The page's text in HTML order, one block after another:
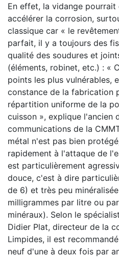
En effet, la vidange
accélérer la corrosion,
classique car « le
parfait, il y a toujours des
qualité des soudures et
(éléments, robinet, etc.) : «
points les plus vulnérables,
constance de la fabrication
répartition uniforme de la
cuisson », explique l'ancien
communications de la
métal n'est pas bien
rapidement à l'attaque de
est particulièrement
douce, c'est à dire
de 6) et très peu
milligrammes par litre ou
minéraux). Selon le
Didier Plat, directeur de la
Limpides, il est
neuf d'une à deux fois par